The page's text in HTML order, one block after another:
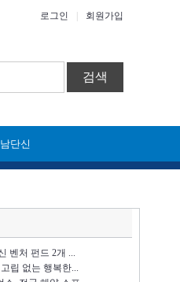
로그인 회원가입
검색
단신
벤처 펀드 2개 ...
립 없는 행복한...